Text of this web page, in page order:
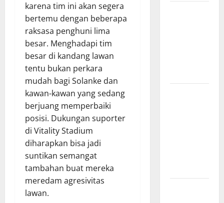
karena tim ini akan segera
bertemu dengan beberapa
raksasa penghuni lima
besar. Menghadapi tim
besar di kandang lawan
tentu bukan perkara
mudah bagi Solanke dan
kawan-kawan yang sedang
berjuang memperbaiki
posisi. Dukungan suporter
di Vitality Stadium
diharapkan bisa jadi
suntikan semangat
tambahan buat mereka
meredam agresivitas
lawan.